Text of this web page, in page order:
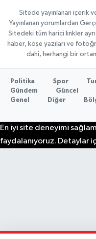
Sitede yayınlanan içerik
Yayınlanan yorumlardan
Sitedeki tüm harici linkler ayrı
haber, köşe yazıları ve
dahi, herhangi bir
Politika Spor
Gündem
Güncel
Genel
Diğer
En iyi site deneyimi
faydalanıyoruz. Detaylar